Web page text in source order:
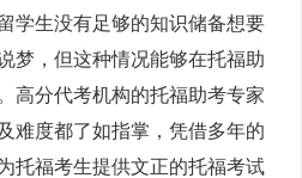
学生没有足够的知识储备想要
梦，但这种情况能够在托福助
高分代考机构的托福助考专家
难度都了如指掌，凭借多年的
托福考生提供文正的托福考试